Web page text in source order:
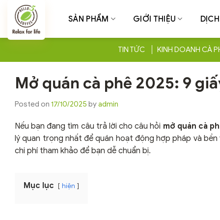
Chuyển
dung
SẢN PHẨM GIỚI THIỆU
TIN TỨC KINH DOANH CÀ
Mở quán cà phê 2025: 9
Posted on 17/10/2025 byadmin
Nếu bạn đang tìm câu trả lời cho câu hỏi mở quán cà
lý quan trọng nhất để quán hoạt động hợp pháp và
chi phí tham khảo để bạn dễ chuẩn bị.
Mục lục hiện